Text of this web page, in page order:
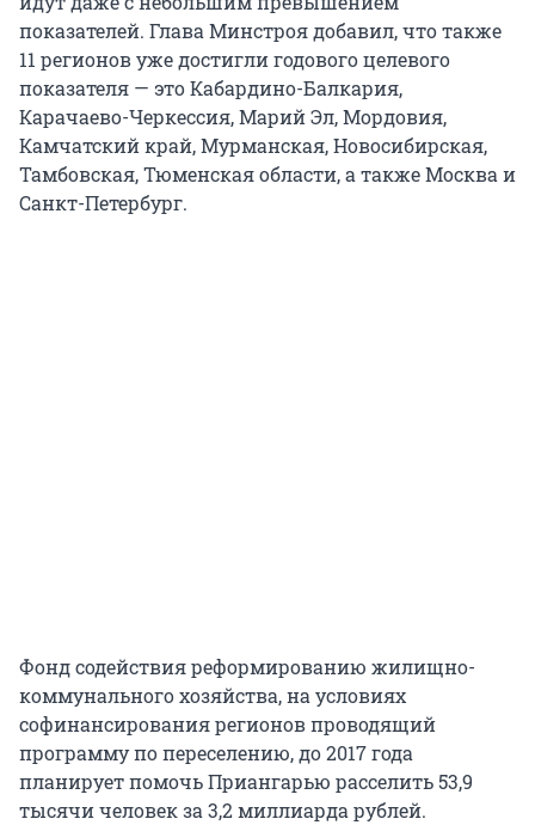
показателей. Глава Минстроя добавил, что также
11 регионов уже достигли годового целевого
показателя — это Кабардино-Балкария,
Карачаево-Черкессия, Марий Эл, Мордовия,
Камчатский край, Мурманская, Новосибирская,
Тамбовская, Тюменская области, а также Москва и
Санкт-Петербург.
Фонд содействия реформированию жилищно-
коммунального хозяйства, на условиях
софинансирования регионов проводящий
программу по переселению, до 2017 года
планирует помочь Приангарью расселить 53,9
тысячи человек за 3,2 миллиарда рублей.